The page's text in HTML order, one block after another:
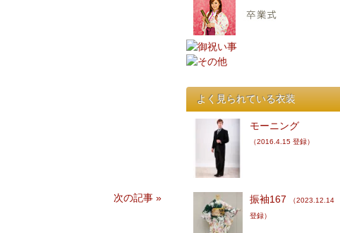
次の記事 »
よく見られている衣装
モーニング
（2016.4.15 登録）
振袖167
（2023.12.14
登録）